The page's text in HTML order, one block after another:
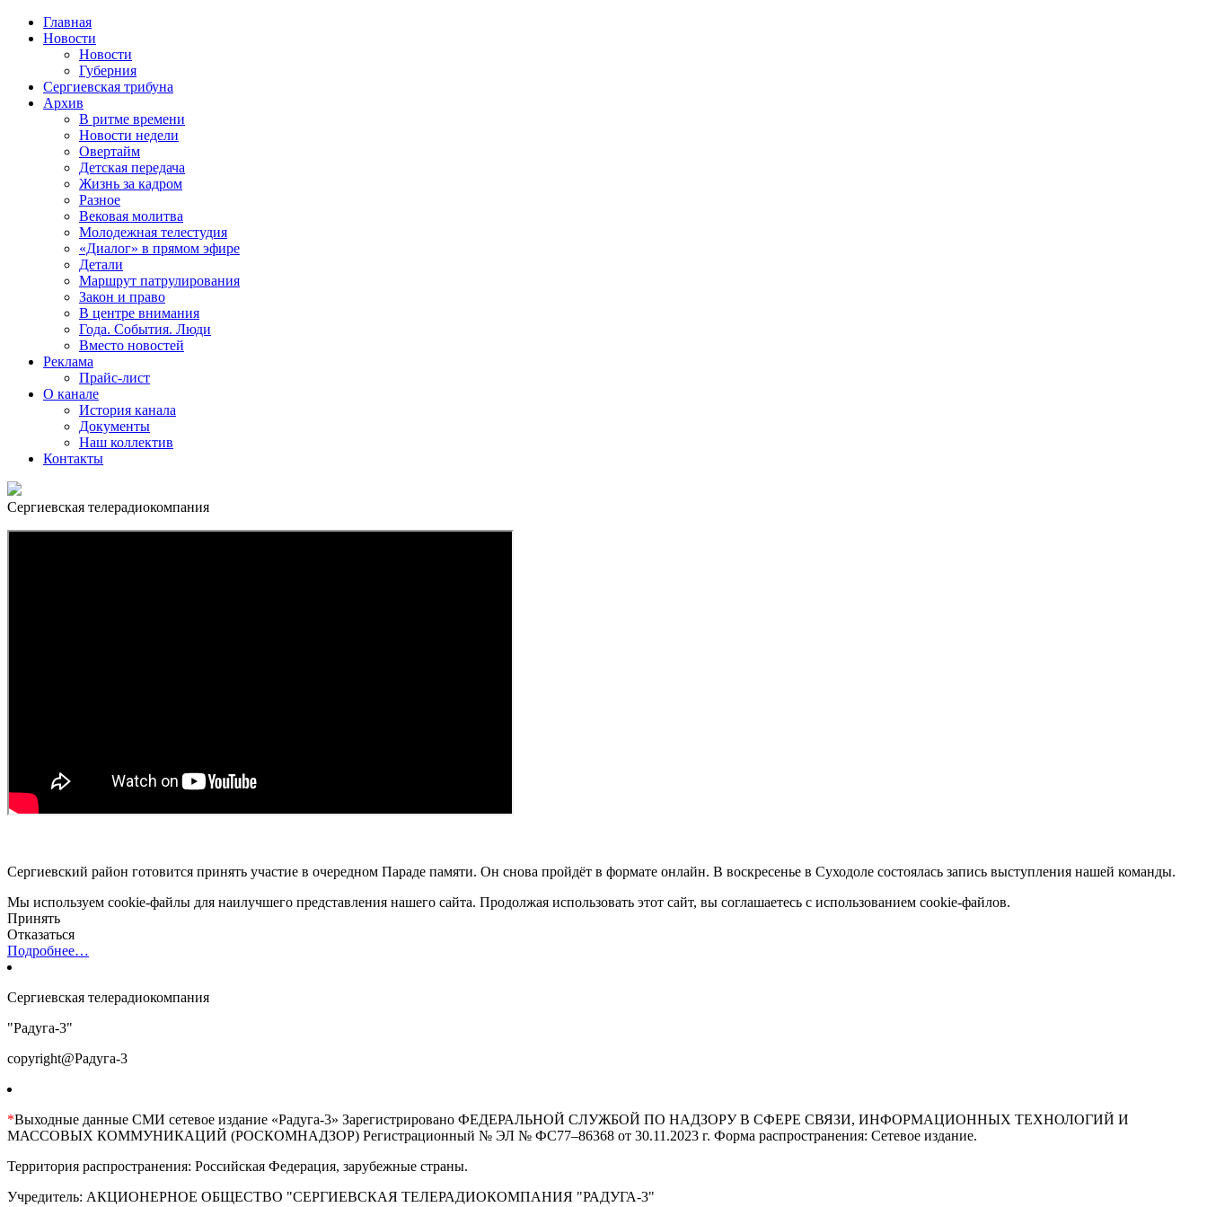
Главная
Новости
Новости
Губерния
Сергиевская трибуна
Архив
В ритме времени
Новости недели
Овертайм
Детская передача
Жизнь за кадром
Разное
Вековая молитва
Молодежная телестудия
«Диалог» в прямом эфире
Детали
Маршрут патрулирования
Закон и право
В центре внимания
Года. События. Люди
Вместо новостей
Реклама
Прайс-лист
О канале
История канала
Документы
Наш коллектив
Контакты
Сергиевская телерадиокомпания
Сергиевский район готовится принять участие в очередном Параде памяти. Он снова пройдёт в формате онлайн. В воскресенье в Суходоле состоялась запись выступления нашей команды.
Мы используем cookie-файлы для наилучшего представления нашего сайта. Продолжая использовать этот сайт, вы соглашаетесь с использованием cookie-файлов.
Принять
Отказаться
Подробнее…
Сергиевская телерадиокомпания
"Радуга-3"
copyright@Радуга-3
*Выходные данные СМИ сетевое издание «Радуга-3» Зарегистрировано ФЕДЕРАЛЬНОЙ СЛУЖБОЙ ПО НАДЗОРУ В СФЕРЕ СВЯЗИ, ИНФОРМАЦИОННЫХ ТЕХНОЛОГИЙ И
МАССОВЫХ КОММУНИКАЦИЙ (РОСКОМНАДЗОР) Регистрационный № ЭЛ № ФС77–86368 от 30.11.2023 г. Форма распространения: Сетевое издание.
Территория распространения: Российская Федерация, зарубежные страны.
Учредитель: АКЦИОНЕРНОЕ ОБЩЕСТВО "СЕРГИЕВСКАЯ ТЕЛЕРАДИОКОМПАНИЯ "РАДУГА-3"